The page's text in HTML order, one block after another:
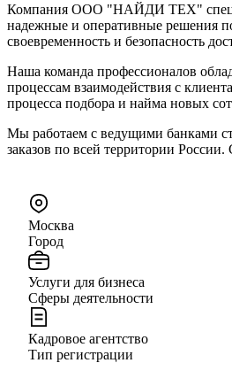
Компания ООО "НАЙДИ ТЕХ"
надежные и оперативные решения
своевременность и безопасность
Наша команда профессионалов
процессам взаимодействия с
процесса подбора и найма новых
Мы работаем с ведущими банками
заказов по всей территории
Москва
Город
Услуги для бизнеса
Сферы деятельности
Кадровое агентство
Тип регистрации